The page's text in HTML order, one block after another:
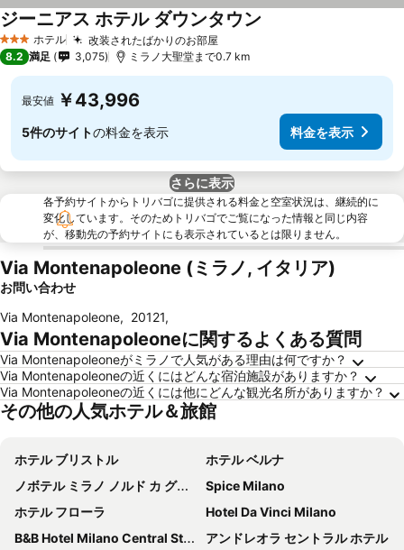
3 ホテルのランク
ホテル 改装されたばかりのお部屋
ジーニアス ホテル ダウンタウン
8.2 満足 3,075 ミラノ大聖堂まで0.7 km
最安値 ￥43,996
5件のサイトの料金を表示 料金を表示
さらに表示
各予約サイトからトリバゴに提供される料金と空室状況は、継続的に
変化しています。そのためトリバゴでご覧になった情報と同じ内容
が、移動先の予約サイトにも表示されているとは限りません。
Via Montenapoleone (ミラノ, イタリア)
お問い合わせ
Via Montenapoleone, 20121,
Via Montenapoleoneに関するよくある質問
Via Montenapoleoneがミラノで人気がある理由は何ですか？
Via Montenapoleoneの近くにはどんな宿泊施設がありますか？
Via Montenapoleoneの近くには他にどんな観光名所がありますか？
その他の人気ホテル＆旅館
ホテル ブリストル
ホテル ベルナ
ノボテル ミラノ ノルド カ グランダ
Spice Milano
ホテル フローラ
Hotel Da Vinci Milano
B&B Hotel Milano Central Station
アンドレオラ セントラル ホテル